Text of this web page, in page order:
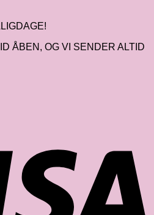
ÅBEN, OG VI SENDER ALTID